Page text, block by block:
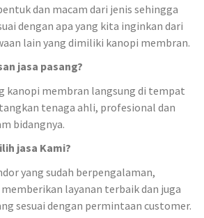
dan macam dari jenis sehingga
dengan apa yang kita inginkan dari
lain yang dimiliki kanopi membran.
jasa pasang?
kanopi membran langsung di tempat
tenaga ahli, profesional dan
bidangnya.
jasa Kami?
yang sudah berpengalaman,
layanan terbaik dan juga
sesuai dengan permintaan customer.